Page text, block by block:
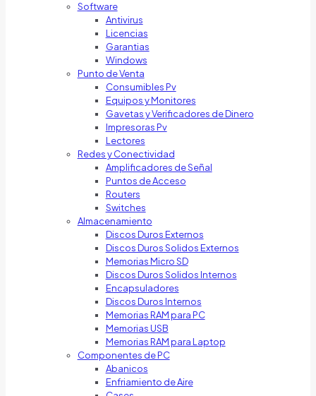
Software
Antivirus
Licencias
Garantias
Windows
Punto de Venta
Consumibles Pv
Equipos y Monitores
Gavetas y Verificadores de Dinero
Impresoras Pv
Lectores
Redes y Conectividad
Amplificadores de Señal
Puntos de Acceso
Routers
Switches
Almacenamiento
Discos Duros Externos
Discos Duros Solidos Externos
Memorias Micro SD
Discos Duros Solidos Internos
Encapsuladores
Discos Duros Internos
Memorias RAM para PC
Memorias USB
Memorias RAM para Laptop
Componentes de PC
Abanicos
Enfriamiento de Aire